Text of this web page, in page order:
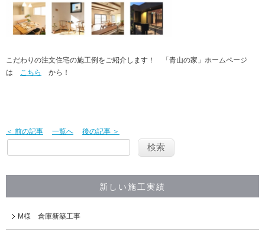
こだわりの注文住宅の施工例をご紹介します！ 「青山の家」ホームページ
は
こちら から！
＜ 前の記事 一覧へ 後の記事 ＞
新しい施工実績
M様 倉庫新築工事